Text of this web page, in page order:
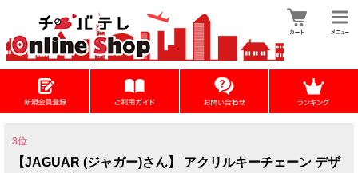
3位
【JAGUAR (ジャガー)さん】 アクリルキーチェーン デザ